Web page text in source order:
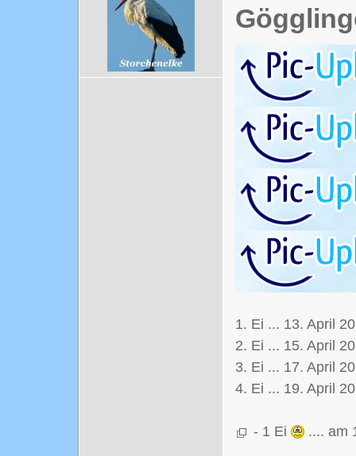
1. Ei ... 13. April
2. Ei ... 15. April
3. Ei ... 17. April
4. Ei ... 19. April
- 1 Ei .... am